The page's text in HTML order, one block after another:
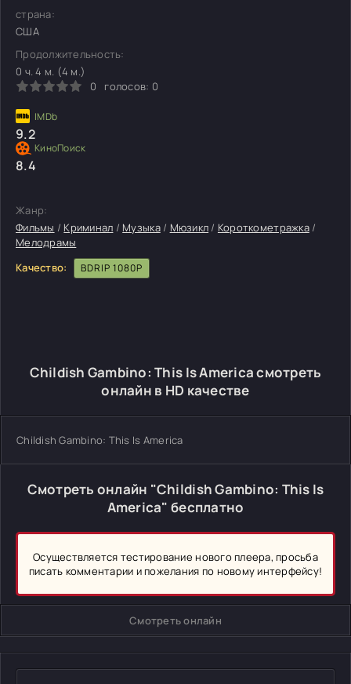
страна:
США
Продолжительность:
0 ч. 4 м. (4 м.)
0
голосов: 0
9.2
8.4
Жанр:
Фильмы / Криминал / Музыка/ Мюзикл / Короткометражка/
Мелодрамы
Качество:
BDRIP 1080P
Childish Gambino: This Is America смотреть
онлайн в HD качестве
Childish Gambino: This Is America
Смотреть онлайн "Childish Gambino: This Is
America" бесплатно
Осуществляется тестирование нового плеера, просьба
писать комментарии и пожелания по новому интерфейсу!
Смотреть онлайн